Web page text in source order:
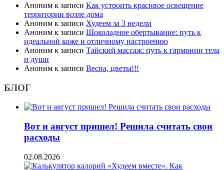
Аноним к записи Как устроить красивое освещение
территории возле дома
Аноним к записи Худеем за 3 недели
Аноним к записи Шоколадное обертывание: путь к
идеальной коже и отличному настроению
Аноним к записи Тайский массаж: путь к гармонии тела
и души
Аноним к записи Весна, цветы!!!
БЛОГ
Вот и август пришел! Решила считать свои
расходы
02.08.2026